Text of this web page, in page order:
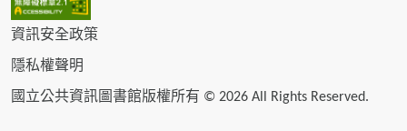
資訊安全政策
隱私權聲明
國立公共資訊圖書館版權所有 © 2026 All Rights Reserved.